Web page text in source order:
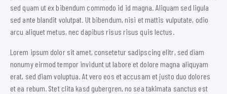
sed quam ut ex bibendum commodo id id magna. Aliquam sed ligula
sed ante blandit volutpat. Ut bibendum, nisi et mattis vulputate, odio
arcu aliquet metus, nec dapibus risus risus quis lectus.
Lorem ipsum dolor sit amet, consetetur sadipscing elitr, sed diam
nonumy eirmod tempor invidunt ut labore et dolore magna aliquyam
erat, sed diam voluptua. At vero eos et accusam et justo duo dolores
et ea rebum. Stet clita kasd gubergren, no sea takimata sanctus est